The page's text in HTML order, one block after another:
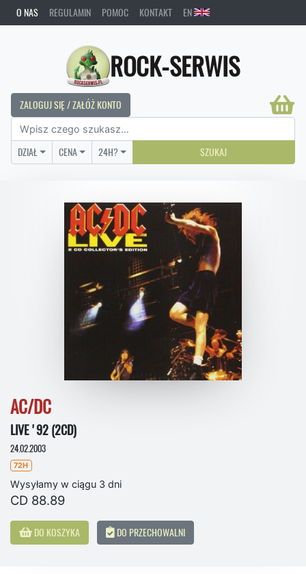
O NAS REGULAMIN POMOC KONTAKT EN
ROCK-SERWIS
ZALOGUJ SIĘ / ZAŁÓŻ KONTO
DZIAŁ CENA 24H? SZUKAJ
AC/DC
LIVE '92 (2CD)
24.02.2003
72H
Wysyłamy w ciągu 3 dni
CD 88.89
DO KOSZYKA DO PRZECHOWALNI